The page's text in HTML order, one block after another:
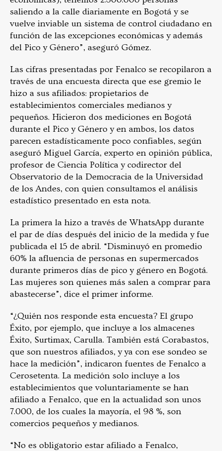
saliendo a la calle diariamente en Bogotá y se
vuelve inviable un sistema de control ciudadano en
función de las excepciones económicas y además
del Pico y Género”, aseguró Gómez.
Las cifras presentadas por Fenalco se recopilaron a
través de una encuesta directa que ese gremio le
hizo a sus afiliados: propietarios de
establecimientos comerciales medianos y
pequeños. Hicieron dos mediciones en Bogotá
durante el Pico y Género y en ambos, los datos
parecen estadísticamente poco confiables, según
aseguró Miguel García, experto en opinión pública,
profesor de Ciencia Política y codirector del
Observatorio de la Democracia de la Universidad
de los Andes, con quien consultamos el análisis
estadístico presentado en esta nota.
La primera la hizo a través de WhatsApp durante
el par de días después del inicio de la medida y fue
publicada el 15 de abril. “Disminuyó en promedio
60% la afluencia de personas en supermercados
durante primeros días de pico y género en Bogotá.
Las mujeres son quienes más salen a comprar para
abastecerse”, dice el primer informe.
“¿Quién nos responde esta encuesta? El grupo
Éxito, por ejemplo, que incluye a los almacenes
Éxito, Surtimax, Carulla. También está Corabastos,
que son nuestros afiliados, y ya con ese sondeo se
hace la medición”, indicaron fuentes de Fenalco a
Cerosetenta. La medición solo incluye a los
establecimientos que voluntariamente se han
afiliado a Fenalco, que en la actualidad son unos
7.000, de los cuales la mayoría, el 98 %, son
comercios pequeños y medianos.
“No es obligatorio estar afiliado a Fenalco,